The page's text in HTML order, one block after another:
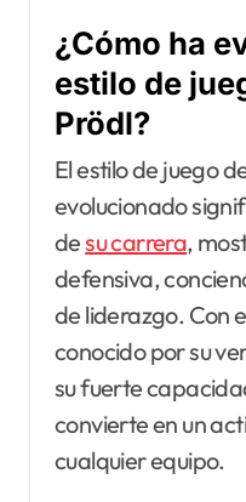
¿Cómo ha
estilo de
Prödl?
El estilo de juego
evolucionado
desu carrera,
defensiva,
de liderazgo. Con
conocido por su
su fuerte
convierte en un
cualquier equipo.